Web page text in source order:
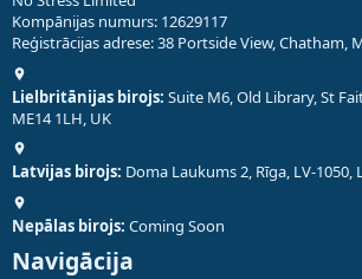
Kompānijas numurs: 12629117
Reģistrācijas adrese: 38 Portside View, Chatham,
Lielbritānijas birojs: Suite M6, Old Library, St
ME14 1LH, UK
Latvijas birojs: Doma Laukums 2, Rīga, LV-1050,
Nepālas birojs: Coming Soon
Navigācija